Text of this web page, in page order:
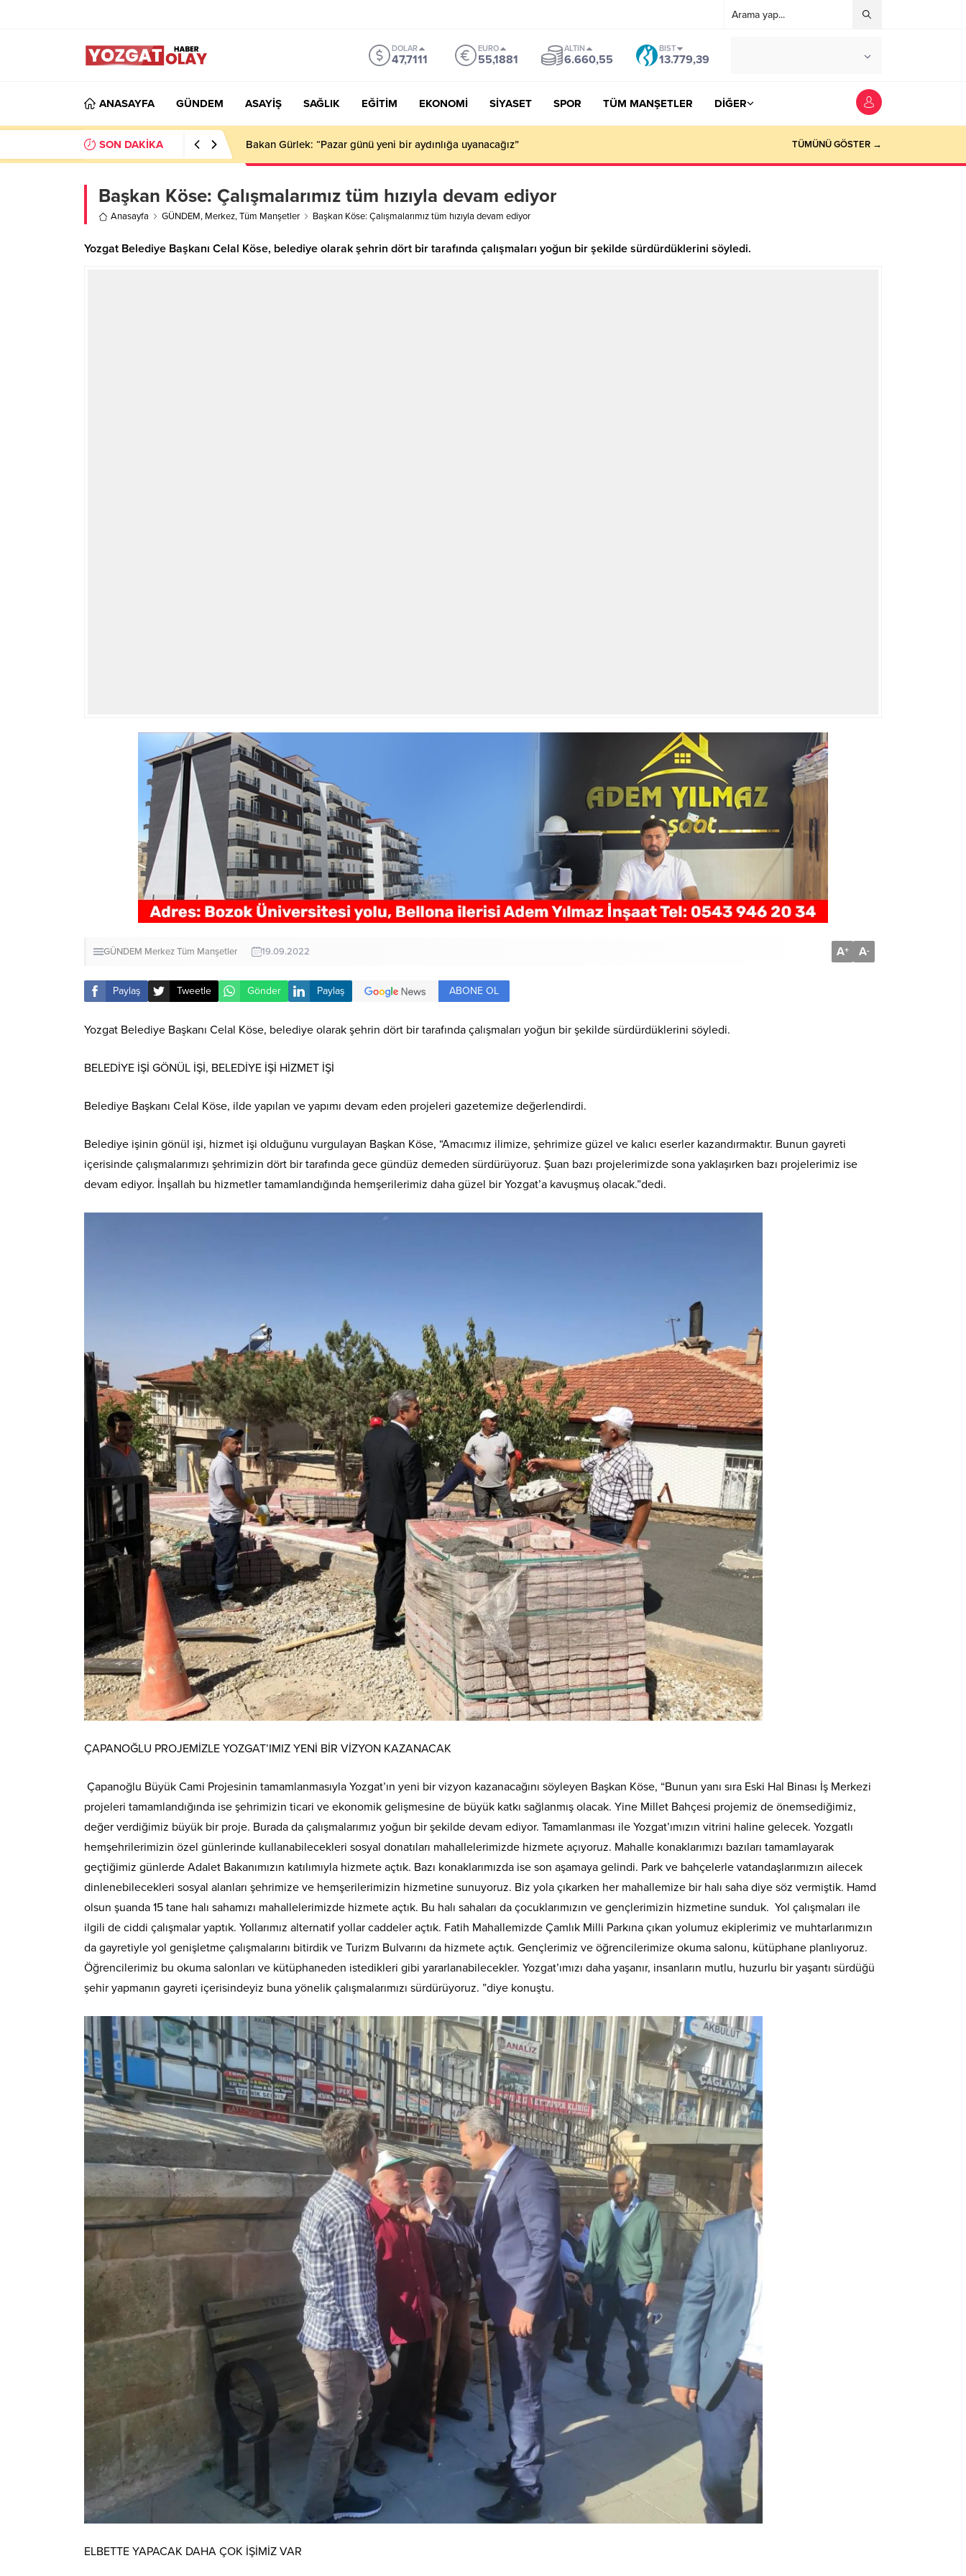
DOLAR
47,7111
EURO
55,1881
ALTIN
6.660,55
BIST
13.779,39
ANASAYFA GÜNDEM ASAYİŞ SAĞLIK EĞİTİM EKONOMİ SİYASET SPOR TÜM MANŞETLER DİĞER
SON DAKİKA Bakan Gürlek: “Pazar günü yeni bir aydınlığa uyanacağız” TÜMÜNÜ GÖSTER →
Başkan Köse: Çalışmalarımız tüm hızıyla devam ediyor
Anasayfa GÜNDEM, Merkez,Tüm Manşetler Başkan Köse: Çalışmalarımız tüm hızıyla devam ediyor
Yozgat Belediye Başkanı Celal Köse, belediye olarak şehrin dört bir tarafında çalışmaları yoğun bir şekilde sürdürdüklerini söyledi.
GÜNDEM MerkezTüm Manşetler 19.09.2022 A+ A-
Paylaş Tweetle Gönder Paylaş ABONE OL
Yozgat Belediye Başkanı Celal Köse, belediye olarak şehrin dört bir tarafında çalışmaları yoğun bir şekilde sürdürdüklerini söyledi.
BELEDİYE İŞİ GÖNÜL İŞİ, BELEDİYE İŞİ HİZMET İŞİ
Belediye Başkanı Celal Köse, ilde yapılan ve yapımı devam eden projeleri gazetemize değerlendirdi.
Belediye işinin gönül işi, hizmet işi olduğunu vurgulayan Başkan Köse, “Amacımız ilimize, şehrimize güzel ve kalıcı eserler kazandırmaktır. Bunun gayreti
içerisinde çalışmalarımızı şehrimizin dört bir tarafında gece gündüz demeden sürdürüyoruz. Şuan bazı projelerimizde sona yaklaşırken bazı projelerimiz ise
devam ediyor. İnşallah bu hizmetler tamamlandığında hemşerilerimiz daha güzel bir Yozgat’a kavuşmuş olacak.”dedi.
ÇAPANOĞLU PROJEMİZLE YOZGAT’IMIZ YENİ BİR VİZYON KAZANACAK
Çapanoğlu Büyük Cami Projesinin tamamlanmasıyla Yozgat’ın yeni bir vizyon kazanacağını söyleyen Başkan Köse, “Bunun yanı sıra Eski Hal Binası İş Merkezi
projeleri tamamlandığında ise şehrimizin ticari ve ekonomik gelişmesine de büyük katkı sağlanmış olacak. Yine Millet Bahçesi projemiz de önemsediğimiz,
değer verdiğimiz büyük bir proje. Burada da çalışmalarımız yoğun bir şekilde devam ediyor. Tamamlanması ile Yozgat’ımızın vitrini haline gelecek. Yozgatlı
hemşehrilerimizin özel günlerinde kullanabilecekleri sosyal donatıları mahallelerimizde hizmete açıyoruz. Mahalle konaklarımızı bazıları tamamlayarak
geçtiğimiz günlerde Adalet Bakanımızın katılımıyla hizmete açtık. Bazı konaklarımızda ise son aşamaya gelindi. Park ve bahçelerle vatandaşlarımızın ailecek
dinlenebilecekleri sosyal alanları şehrimize ve hemşerilerimizin hizmetine sunuyoruz. Biz yola çıkarken her mahallemize bir halı saha diye söz vermiştik. Hamd
olsun şuanda 15 tane halı sahamızı mahallelerimizde hizmete açtık. Bu halı sahaları da çocuklarımızın ve gençlerimizin hizmetine sunduk. Yol çalışmaları ile
ilgili de ciddi çalışmalar yaptık. Yollarımız alternatif yollar caddeler açtık. Fatih Mahallemizde Çamlık Milli Parkına çıkan yolumuz ekiplerimiz ve muhtarlarımızın
da gayretiyle yol genişletme çalışmalarını bitirdik ve Turizm Bulvarını da hizmete açtık. Gençlerimiz ve öğrencilerimize okuma salonu, kütüphane planlıyoruz.
Öğrencilerimiz bu okuma salonları ve kütüphaneden istedikleri gibi yararlanabilecekler. Yozgat’ımızı daha yaşanır, insanların mutlu, huzurlu bir yaşantı sürdüğü
şehir yapmanın gayreti içerisindeyiz buna yönelik çalışmalarımızı sürdürüyoruz. ”diye konuştu.
ELBETTE YAPACAK DAHA ÇOK İŞİMİZ VAR